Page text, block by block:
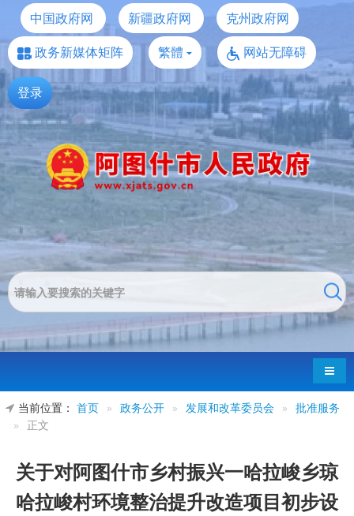
中国政府网 新疆政府网
克州政府网
政务新媒体矩阵
繁體 网站无障碍
登录
导航
当前位置： 首页 » 政务公开 » 发展和改革委员会 » 批准服务
»
正文
关于对阿图什市乡村振兴一哈拉峻乡琼
哈拉峻村环境整治提升改造项目初步设